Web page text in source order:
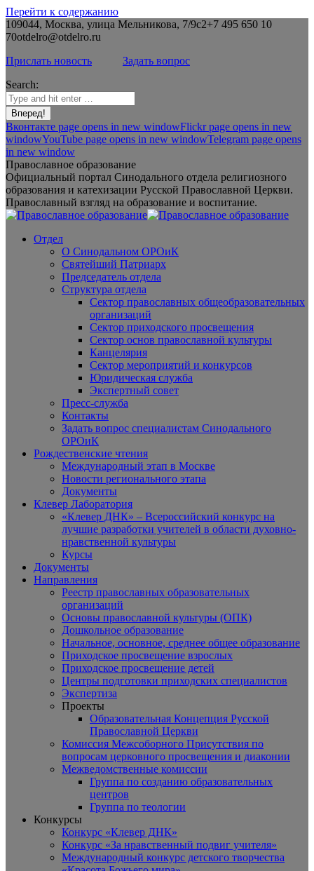
Перейти к содержанию
109044, Москва, улица Мельникова, 7/9с2+7 495 650 10
70otdelro@otdelro.ru
Прислать новость
Задать вопрос
Search:
Вконтакте page opens in new windowFlickr page opens in new
windowYouTube page opens in new windowTelegram page opens
in new window
Православное образование
Официальный портал Синодального отдела религиозного
образования и катехизации Русской Православной Церкви.
Православный взгляд на образование и воспитание.
Отдел
О Синодальном ОРОиК
Святейший Патриарх
Председатель отдела
Структура отдела
Сектор православных общеобразовательных
организаций
Сектор приходского просвещения
Сектор основ православной культуры
Канцелярия
Сектор мероприятий и конкурсов
Юридическая служба
Экспертный совет
Пресс-служба
Контакты
Задать вопрос специалистам Синодального
ОРОиК
Рождественские чтения
Международный этап в Москве
Новости регионального этапа
Документы
Клевер Лаборатория
«Клевер ДНК» – Всероссийский конкурс на
лучшие разработки учителей в области духовно-
нравственной культуры
Курсы
Документы
Направления
Реестр православных образовательных
организаций
Основы православной культуры (ОПК)
Дошкольное образование
Начальное, основное, среднее общее образование
Приходское просвещение взрослых
Приходское просвещение детей
Центры подготовки приходских специалистов
Экспертиза
Проекты
Образовательная Концепция Русской
Православной Церкви
Комиссия Межсоборного Присутствия по
вопросам церковного просвещения и диаконии
Межведомственные комиссии
Группа по созданию образовательных
центров
Группа по теологии
Конкурсы
Конкурс «Клевер ДНК»
Конкурс «За нравственный подвиг учителя»
Международный конкурс детского творчества